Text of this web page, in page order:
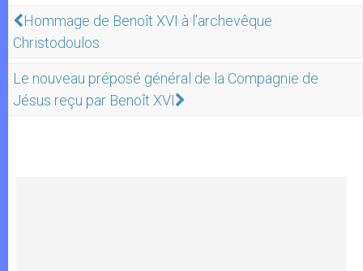
Hommage de Benoît XVI à l’archevêque
Christodoulos
Le nouveau préposé général de la Compagnie de
Jésus reçu par Benoît XVI